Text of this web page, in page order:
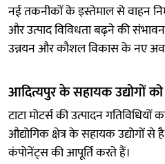
नई तकनीकों के इस्तेमाल से वाहन
और उत्पाद विविधता बढ़ने की
उन्नयन और कौशल विकास के नए
आदित्यपुर के सहायक उद्योगों
टाटा मोटर्स की उत्पादन
औद्योगिक क्षेत्र के सहायक उद्योगों से
कंपोनेंट्स की आपूर्ति करते हैं।